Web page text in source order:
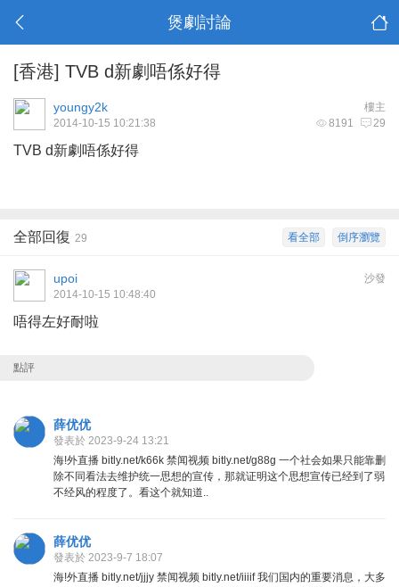
煲劇討論
[香港] TVB d新劇唔係好得
樓主
youngy2k
8191 29
2014-10-15 10:21:38
TVB d新劇唔係好得
倒序瀏覽
看全部
全部回復 29
沙發
upoi
2014-10-15 10:48:40
唔得左好耐啦
點評
薛优优
發表於 2023-9-24 13:21
海!外直播 bitly.net/k66k 禁闻视频 bitly.net/g88g 一个社会如果只能靠删
除不同看法去维护统一思想的宣传，那就证明这个思想宣传已经到了弱
不经风的程度了。看这个就知道..
薛优优
發表於 2023-9-7 18:07
海!外直播 bitly.net/jjjy 禁闻视频 bitly.net/iiiif 我们国内的重要消息，大多